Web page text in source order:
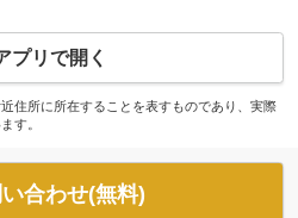
プリで開く
住所に所在することを表すものであり、実際
す。
合わせ(無料)